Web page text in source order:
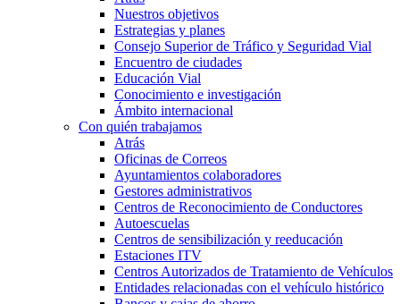
Nuestros objetivos
Estrategias y planes
Consejo Superior de Tráfico y Seguridad Vial
Encuentro de ciudades
Educación Vial
Conocimiento e investigación
Ámbito internacional
Con quién trabajamos
Atrás
Oficinas de Correos
Ayuntamientos colaboradores
Gestores administrativos
Centros de Reconocimiento de Conductores
Autoescuelas
Centros de sensibilización y reeducación
Estaciones ITV
Centros Autorizados de Tratamiento de Vehículos
Entidades relacionadas con el vehículo histórico